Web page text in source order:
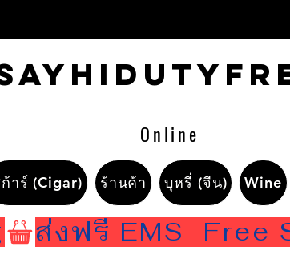
Online
าร์ (Cigar) ร้านค้า บุหรี่ (จีน) Wine